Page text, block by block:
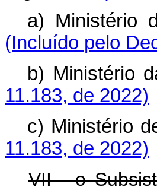
a) Ministério
(Incluído pelo
b)
11.183, de 2022)
c)
11.183, de 2022)
VII - o